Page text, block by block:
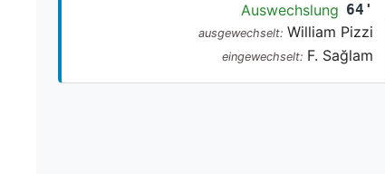
Auswechslung 64'
ausgewechselt: William Pizzi
eingewechselt: F. Sağlam